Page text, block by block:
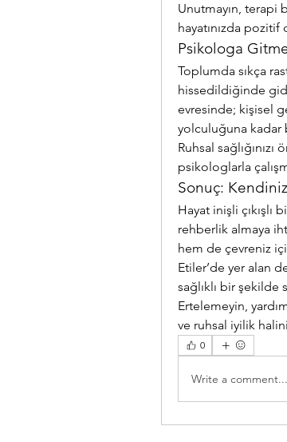
Unutmayın, terapi
hayatınızda
Psikologa
Toplumda sıkça
hissedildiğinde
evresinde; kişisel
yolculuğuna kadar
Ruhsal
psikologlarla
Sonuç:
Hayat inişli
rehberlik almaya
hem de çevreniz
Etiler’de yer alan
sağlıklı bir şekilde
Ertelemeyin,
ve ruhsal iyilik
0
Write a comment...